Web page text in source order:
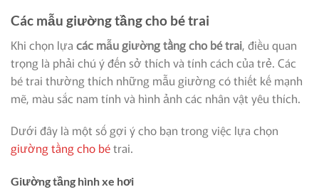
Các mẫu giường tầng cho bé trai
Khi chọn lựa các mẫu giường tầngcho bé trai, điều quan
trọng là phải chú ý đến sở thích và tính cách của trẻ. Các
bé trai thường thích những mẫu giường có thiết kế mạnh
mẽ, màu sắc nam tính và hình ảnh các nhân vật yêu thích.
Dưới đây là một số gợi ý cho bạn trong việc lựa chọn
giường tầng cho bétrai.
Giường tầng hình xe hơi